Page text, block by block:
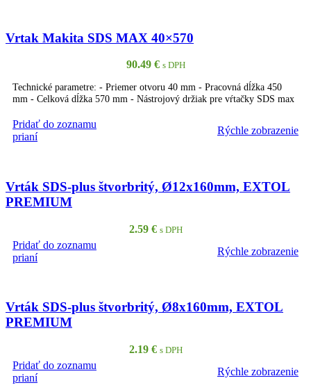
Vrtak Makita SDS MAX 40×570
90.49 € s DPH
Technické parametre: - Priemer otvoru 40 mm - Pracovná dĺžka 450
mm - Celková dĺžka 570 mm - Nástrojový držiak pre vŕtačky SDS max
Pridať do zoznamu
prianí
Rýchle zobrazenie
Vrták SDS-plus štvorbritý, Ø12x160mm, EXTOL
PREMIUM
2.59 € s DPH
Pridať do zoznamu
prianí
Rýchle zobrazenie
Vrták SDS-plus štvorbritý, Ø8x160mm, EXTOL
PREMIUM
2.19 € s DPH
Pridať do zoznamu
prianí
Rýchle zobrazenie